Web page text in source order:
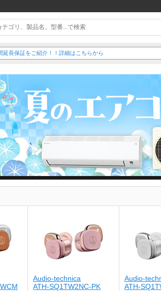
延長保証をご紹介！！詳細はこちらから
Audio-technica
ATH-SQ1TW2NC-PK
Audio-
ATH-